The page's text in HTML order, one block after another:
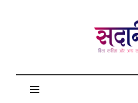
सदानीरा